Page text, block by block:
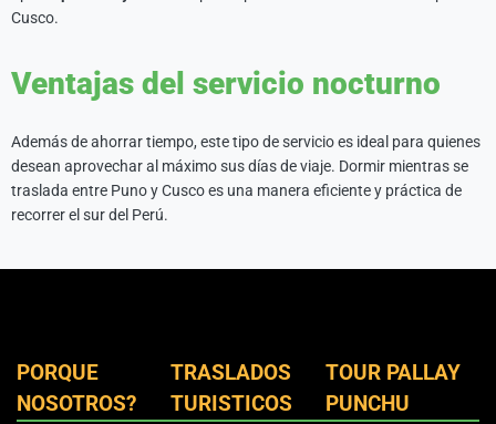
Cusco.
Ventajas del servicio nocturno
Además de ahorrar tiempo, este tipo de servicio es ideal para quienes
desean aprovechar al máximo sus días de viaje. Dormir mientras se
traslada entre Puno y Cusco es una manera eficiente y práctica de
recorrer el sur del Perú.
PORQUE
NOSOTROS?
TRASLADOS
TURISTICOS
TOUR PALLAY
PUNCHU